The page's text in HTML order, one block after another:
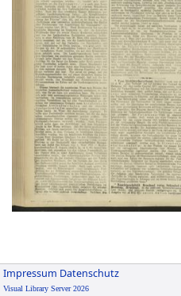
Impressum Datenschutz
Visual Library Server 2026